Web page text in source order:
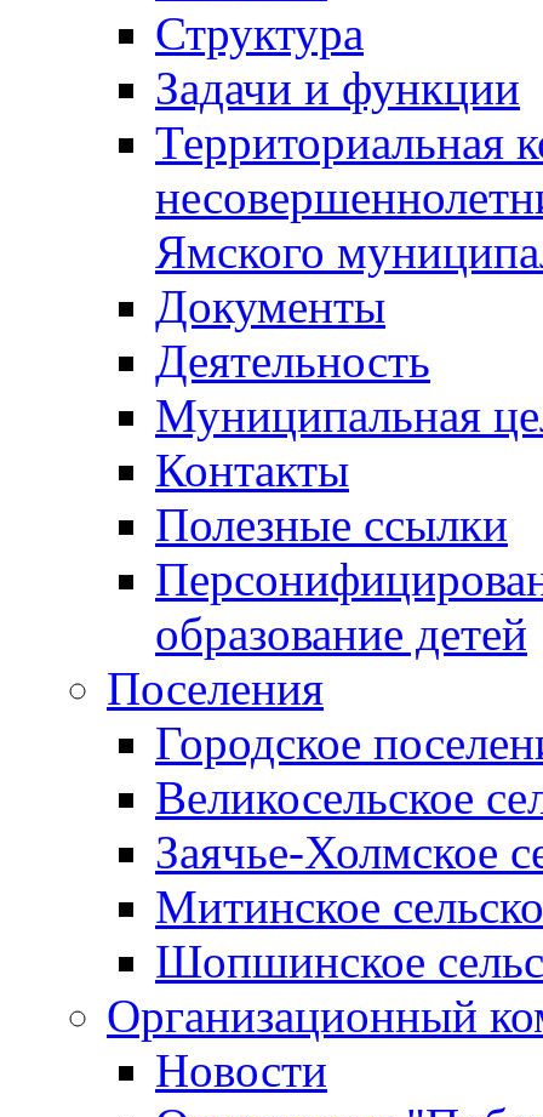
Структура
Задачи и функции
Территориальная
Ямского
Документы
Деятельность
Муниципальная
Контакты
Полезные ссылки
образование детей
Поселения
Городское
Великосельское
Заячье-Холмское
Митинское
Шопшинское
Организационный
Новости